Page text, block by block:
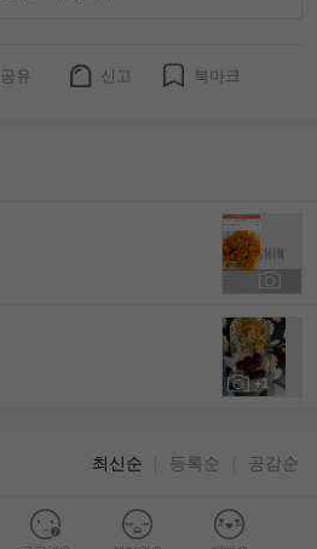
공유 신고 북마크
+1
최신순 등록순 공감순